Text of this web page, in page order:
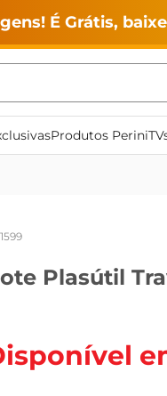
É Grátis,
Produtos Perini
Plasútil